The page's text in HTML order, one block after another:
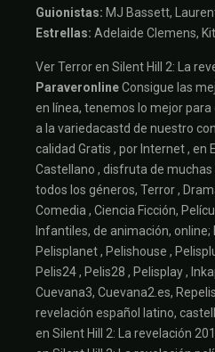
Guionistas: MJ Bassett,
Estrellas: Adelaide Clemens,
Ver Terror en Silent Hill 2: La
ParaveronlineConsigue las
en línea, tenemos lo mejor
a la variedacastd de nuestro
calidad Gratis , por Internet , en
Castellano , disfruta de
todos los géneros, Terror ,
Comedia , Ciencia Ficción,
Infantiles, de animación, online;
Pelisplanet , Pelishouse ,
Pelis24 , Pelis28 , Pelisplay ,
Cuevana3, Cuevana2.es,
revelación español latino,
en Silent Hill 2: La revelación